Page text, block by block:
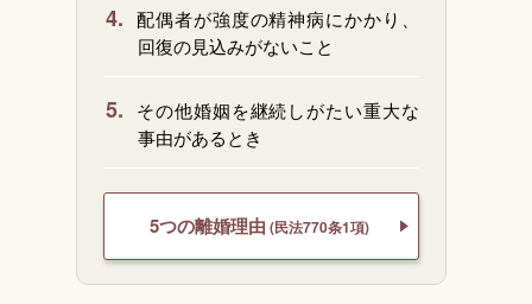
4. 配偶者が強度の精神病にかかり、
回復の見込みがないこと
5.
その他婚姻を継続しがたい重大な
事由があるとき
5つの離婚理由 (民法770条1項)